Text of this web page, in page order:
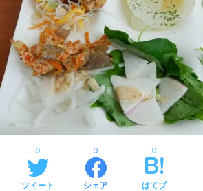
ツイート
0
シェア
0
はてブ
0